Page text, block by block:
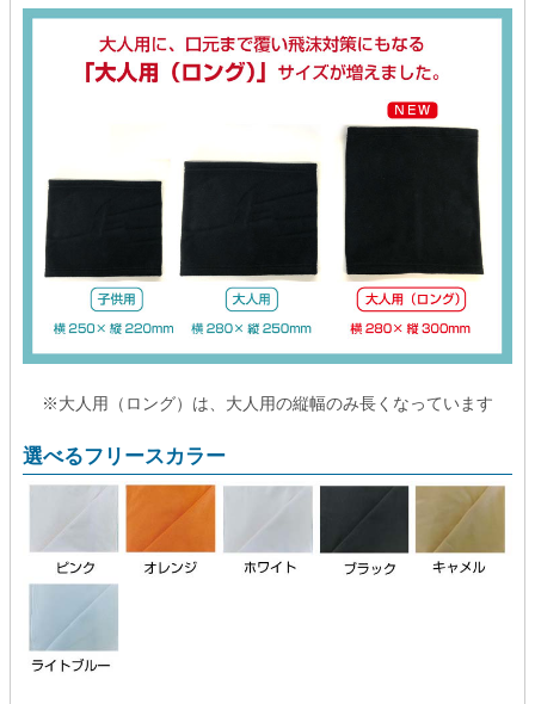
※大人用（ロング）は、大人用の縦幅のみ長くなっています
選べるフリースカラー